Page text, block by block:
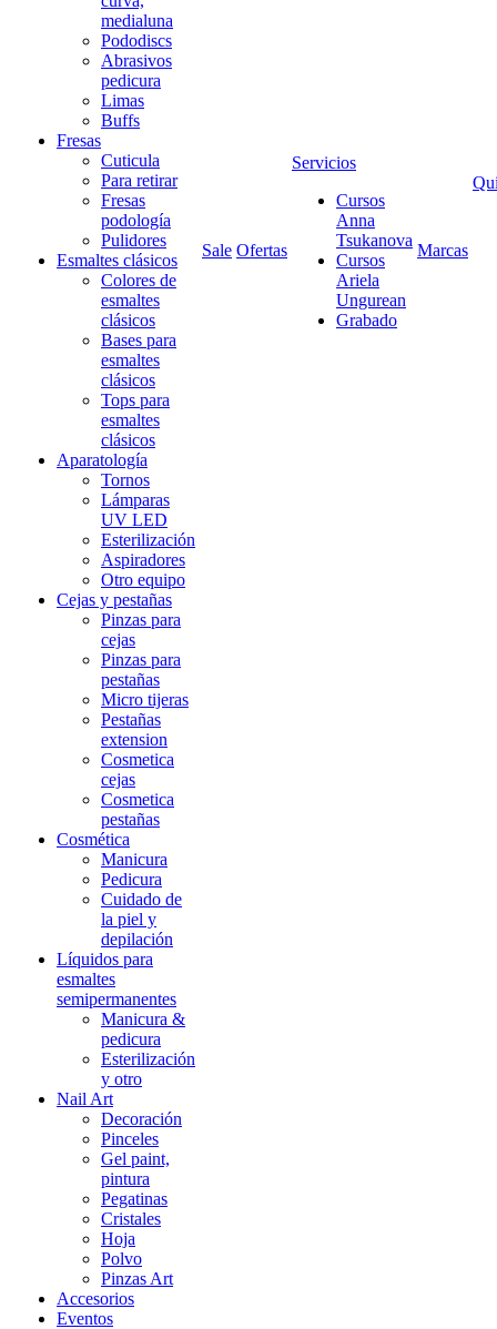
medialuna
Pododiscs
Abrasivos
pedicura
Limas
Buffs
Fresas
Cuticula
Para retirar
Fresas
podología
Pulidores
Esmaltes clásicos
Colores de
esmaltes
clásicos
Bases para
esmaltes
clásicos
Tops para
esmaltes
clásicos
Aparatología
Tornos
Lámparas
UV LED
Esterilización
Aspiradores
Otro equipo
Cejas y pestañas
Pinzas para
cejas
Pinzas para
pestañas
Micro tijeras
Pestañas
extension
Cosmetica
cejas
Cosmetica
pestañas
Cosmética
Manicura
Pedicura
Cuidado de
la piel y
depilación
Líquidos para
esmaltes
semipermanentes
Manicura &
pedicura
Esterilización
y otro
Nail Art
Decoración
Pinceles
Gel paint,
pintura
Pegatinas
Cristales
Hoja
Polvo
Pinzas Art
Accesorios
Eventos
Sale Ofertas
Servicios
Cursos
Anna
Tsukanova
Cursos
Ariela
Ungurean
Grabado
Marcas